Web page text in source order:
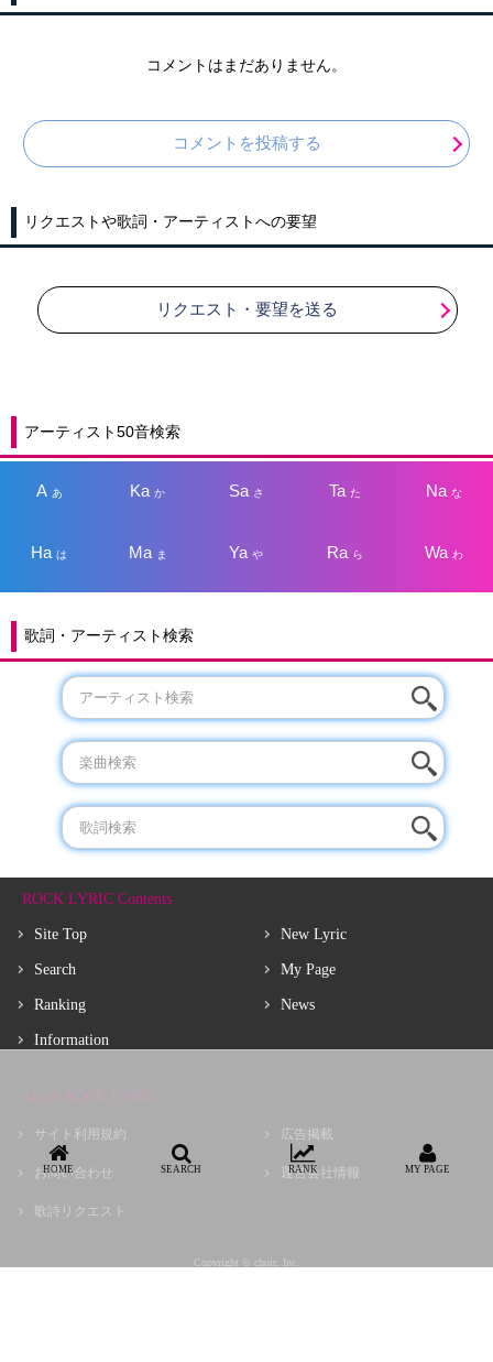
コメントはまだありません。
コメントを投稿する
リクエストや歌詞・アーティストへの要望
リクエスト・要望を送る
アーティスト50音検索
A あ Kaか Sa さ Taた Na な
Haは Ma ま Yaや Ra ら Wa わ
歌詞・アーティスト検索
ROCK LYRIC Contents
Site Top
Search
Ranking
Information
New Lyric
My Page
News
About ROCK LYRIC
サイト利用規約
お問い合わせ
歌詩リクエスト
広告掲載
運営会社情報
Copyright © choir, Inc.
HOME SEARCH RANK MY PAGE